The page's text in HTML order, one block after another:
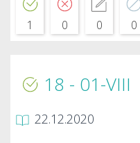
1 0 0 0
18 - 01-VIIІ
22.12.2020